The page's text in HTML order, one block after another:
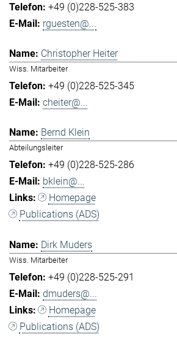
+49 (0)228-525-383
rguesten@...
Christopher Heiter
Wiss. Mitarbeiter
+49 (0)228-525-345
cheiter@...
Bernd Klein
Abteilungsleiter
+49 (0)228-525-286
bklein@...
Homepage
Publications (ADS)
Dirk Muders
Wiss. Mitarbeiter
+49 (0)228-525-291
dmuders@...
Homepage
Publications (ADS)